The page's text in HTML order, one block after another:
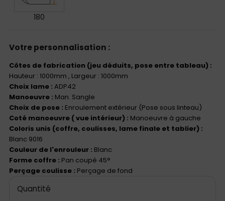
180
Votre personnalisation :
Côtes de fabrication (jeu déduits, pose entre tableau) :
Hauteur : 1000mm , Largeur : 1000mm
Choix lame : ADP42
Manoeuvre : Man. Sangle
Choix de pose : Enroulement extérieur (Pose sous linteau)
Coté manoeuvre ( vue intérieur) : Manoeuvre à gauche
Coloris unis (coffre, coulisses, lame finale et tablier) :
Blanc 9016
Couleur de l'enrouleur : Blanc
Forme coffre : Pan coupé 45°
Perçage coulisse : Perçage de fond
Quantité